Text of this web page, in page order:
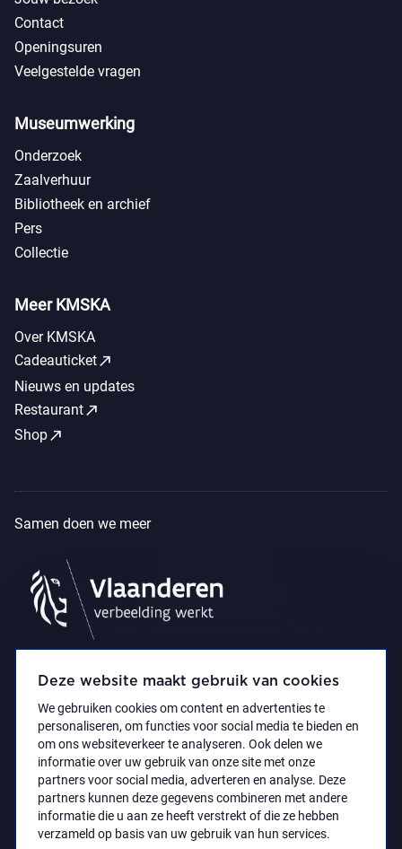
Deze website maakt gebruik van cookies
We gebruiken cookies om content en advertenties te
personaliseren, om functies voor social media te bieden en
om ons websiteverkeer te analyseren. Ook delen we
informatie over uw gebruik van onze site met onze
partners voor social media, adverteren en analyse. Deze
partners kunnen deze gegevens combineren met andere
informatie die u aan ze heeft verstrekt of die ze hebben
verzameld op basis van uw gebruik van hun services.
Contact
Openingsuren
Veelgestelde vragen
Museumwerking
Onderzoek
Zaalverhuur
Bibliotheek en archief
Pers
Collectie
Meer KMSKA
Over KMSKA
Cadeauticketcall_made
Nieuws en updates
Restaurantcall_made
Shopcall_made
Samen doen we meer
Privacyverklaring Toegankelijkheidsverklaring
© 2021 Koninklijk Museum voor Schone Kunsten